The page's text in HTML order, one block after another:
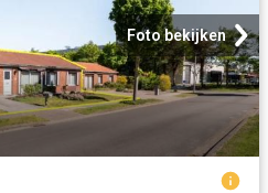
Foto bekijken